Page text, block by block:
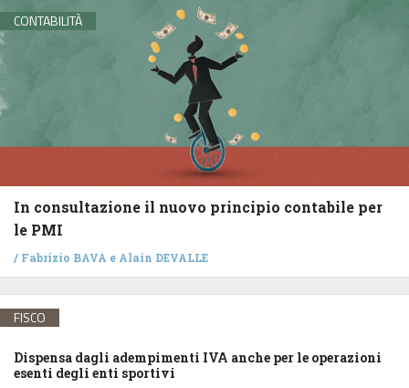
CONTABILITÀ
In consultazione il nuovo principio contabile per
le PMI
/ Fabrizio BAVA e Alain DEVALLE
FISCO
Dispensa dagli adempimenti IVA anche per le operazioni
esenti degli enti sportivi